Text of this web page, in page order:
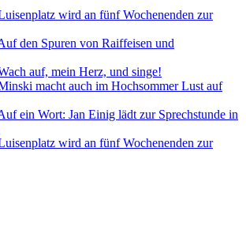
wird an fünf Wochenenden zur
den Spuren von Raiffeisen und
auf, mein Herz, und singe!
macht auch im Hochsommer Lust auf
ein Wort: Jan Einig lädt zur Sprechstunde in
wird an fünf Wochenenden zur